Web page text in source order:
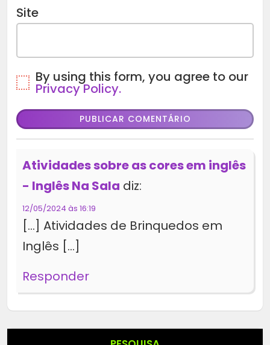
Site
By using this form, you agree to our
Privacy Policy.
Atividades sobre as cores em inglês
- Inglês Na Sala diz:
12/05/2024 às 16:19
[…] Atividades de Brinquedos em
Inglês […]
Responder